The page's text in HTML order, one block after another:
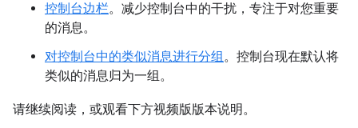
控制台边栏。减少控制台中的干扰，专注于对您重要
的消息。
对控制台中的类似消息进行分组。控制台现在默认将
类似的消息归为一组。
请继续阅读，或观看下方视频版版本说明。